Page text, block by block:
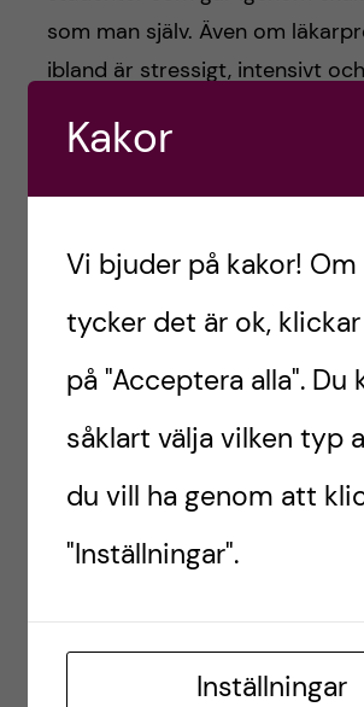
som man själv. Även om
ibland är stressigt, intensivt
känner:det här är faktiskt
som ska börja
läkarprogrammet — och man
inte känna sig säker hela
även när allt känns svårt.
Kakor
Vi bjuder på kakor! Om
tycker det är ok,
på "Acceptera alla". Du
såklart välja vilken typ
du vill ha genom att
"Inställningar".
Inställningar